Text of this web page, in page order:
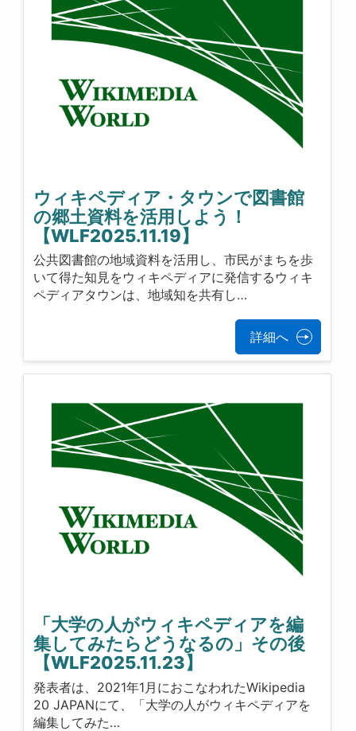
ウィキペディア・タウンで図書館
の郷土資料を活用しよう！
【WLF2025.11.19】
公共図書館の地域資料を活用し、市民がまちを歩
いて得た知見をウィキペディアに発信するウィキ
ペディアタウンは、地域知を共有し…
詳細へ
「大学の人がウィキペディアを編
集してみたらどうなるの」その後
【WLF2025.11.23】
発表者は、2021年1月におこなわれたWikipedia
20 JAPANにて、「大学の人がウィキペディアを
編集してみた…